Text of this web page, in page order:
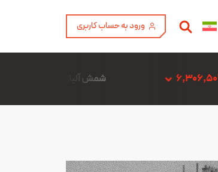
ورود به حساب کاربری
شمش آلیاژ ADC12 فن آوری آمیتیس آلومینیوم گلپایگان